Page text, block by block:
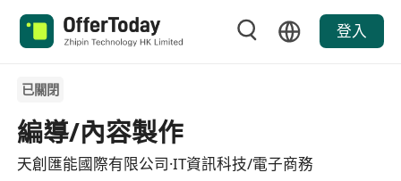
登入
已關閉
編導/內容製作
天創匯能國際有限公司·IT資訊科技/電子商務